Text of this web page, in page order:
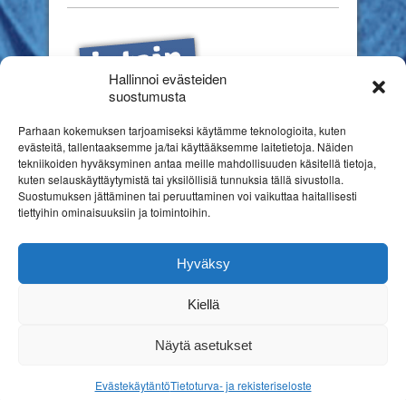
Hallinnoi evästeiden
suostumusta
Parhaan kokemuksen tarjoamiseksi käytämme teknologioita, kuten
evästeitä, tallentaaksemme ja/tai käyttääksemme laitetietoja. Näiden
tekniikoiden hyväksyminen antaa meille mahdollisuuden käsitellä tietoja,
kuten selauskäyttäytymistä tai yksilöllisiä tunnuksia tällä sivustolla.
Suostumuksen jättäminen tai peruuttaminen voi vaikuttaa haitallisesti
tiettyihin ominaisuuksiin ja toimintoihin.
Hyväksy
Kiellä
Näytä asetukset
EvästekäytäntöTietoturva- ja rekisteriseloste